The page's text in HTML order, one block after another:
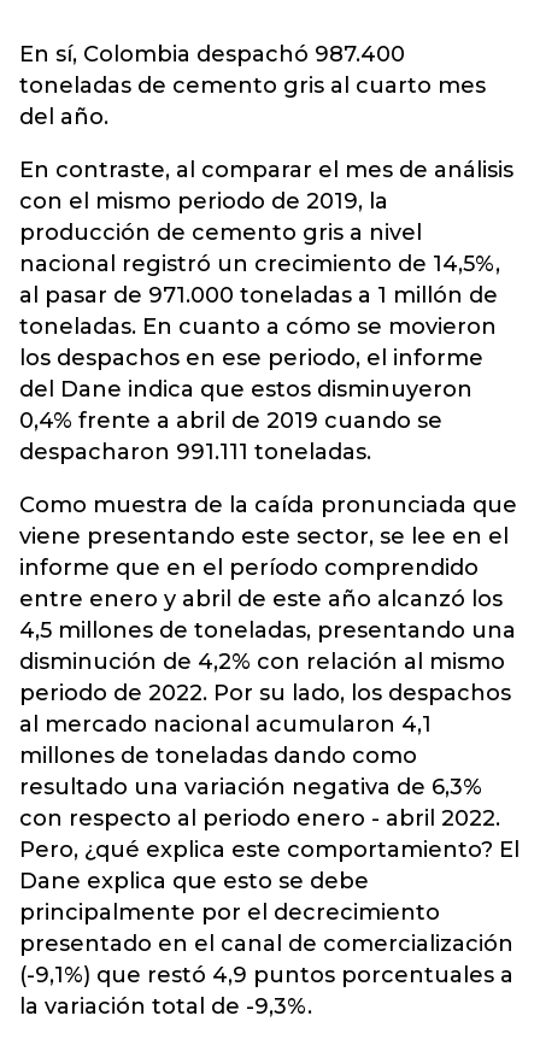
En sí, Colombia despachó 987.400
toneladas de cemento gris al cuarto mes
del año.
En contraste, al comparar el mes de análisis
con el mismo periodo de 2019, la
producción de cemento gris a nivel
nacional registró un crecimiento de 14,5%,
al pasar de 971.000 toneladas a 1 millón de
toneladas. En cuanto a cómo se movieron
los despachos en ese periodo, el informe
del Dane indica que estos disminuyeron
0,4% frente a abril de 2019 cuando se
despacharon 991.111 toneladas.
Como muestra de la caída pronunciada que
viene presentando este sector, se lee en el
informe que en el período comprendido
entre enero y abril de este año alcanzó los
4,5 millones de toneladas, presentando una
disminución de 4,2% con relación al mismo
periodo de 2022. Por su lado, los despachos
al mercado nacional acumularon 4,1
millones de toneladas dando como
resultado una variación negativa de 6,3%
con respecto al periodo enero - abril 2022.
Pero, ¿qué explica este comportamiento? El
Dane explica que esto se debe
principalmente por el decrecimiento
presentado en el canal de comercialización
(-9,1%) que restó 4,9 puntos porcentuales a
la variación total de -9,3%.